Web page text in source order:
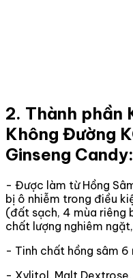
2. Thành phần
Không Đường
Ginseng Candy:
- Được làm từ Hồng
bị ô nhiễm trong điều
(đất sạch, 4 mùa riêng
chất lượng nghiêm
- Tinh chất hồng sâm 6
- Xylitol, Malt